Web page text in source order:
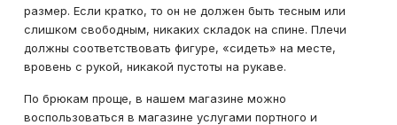
размер. Если кратко, то он не должен быть тесным или
слишком свободным, никаких складок на спине. Плечи
должны соответствовать фигуре, «сидеть» на месте,
вровень с рукой, никакой пустоты на рукаве.
По брюкам проще, в нашем магазине можно
воспользоваться в магазине услугами портного и